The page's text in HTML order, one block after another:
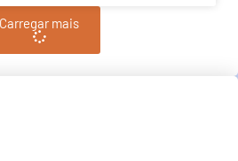
Carregar mais